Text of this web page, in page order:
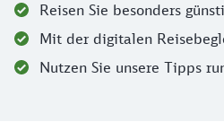
Reisen Sie besonders
Mit der digitalen
Nutzen Sie unsere Tipps